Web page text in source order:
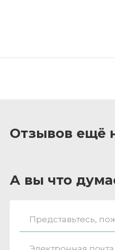
Отзывов ещё
А вы что